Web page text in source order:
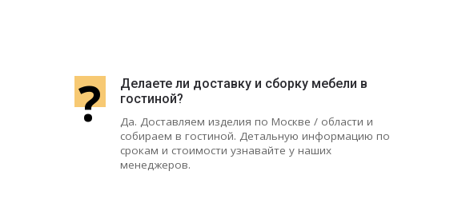
?
Делаете ли доставку и сборку мебели в
гостиной?
Да. Доставляем изделия по Москве / области и
собираем в гостиной. Детальную информацию по
срокам и стоимости узнавайте у наших
менеджеров.